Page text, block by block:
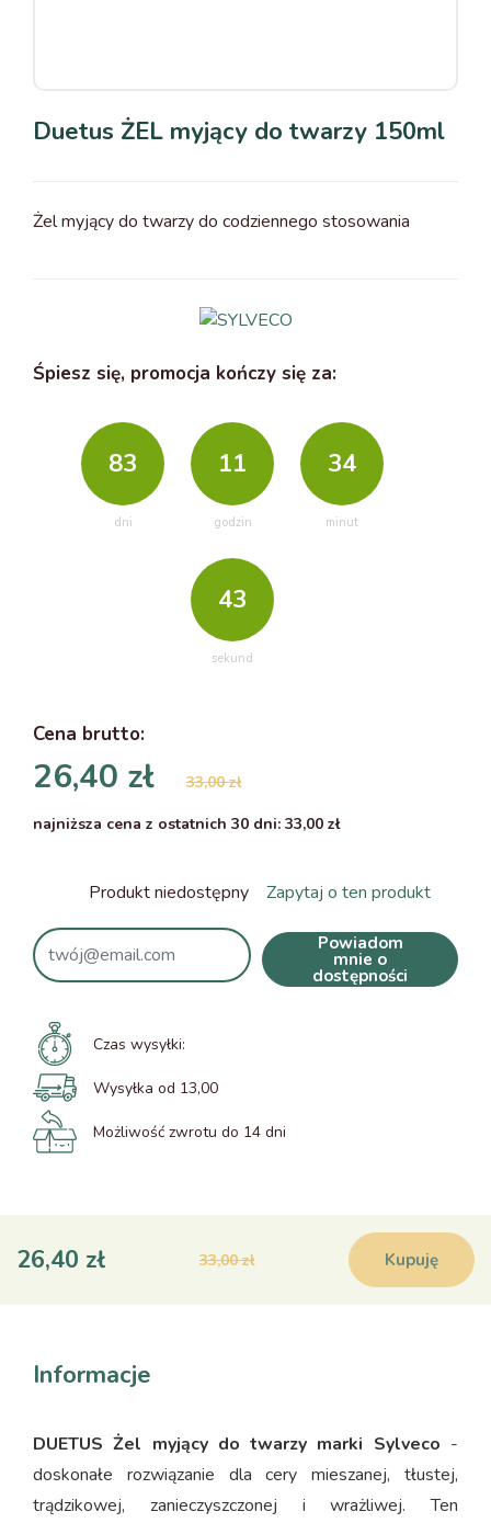
Duetus ŻEL myjący do twarzy 150ml
Żel myjący do twarzy do codziennego stosowania
Śpiesz się, promocja kończy się za:
83
dni
11
godzin
34
minut
42
sekund
Cena brutto:
26,40 zł
33,00 zł
najniższa cena z ostatnich 30 dni: 33,00 zł
Produkt niedostępny Zapytaj o ten produkt
Powiadom
mnie o
dostępności
Czas wysyłki:
Wysyłka od 13,00
Możliwość zwrotu do 14 dni
26,40 zł 33,00 zł Kupuję
Informacje
DUETUS Żel myjący do twarzy marki Sylveco -
doskonałe rozwiązanie dla cery mieszanej, tłustej,
trądzikowej, zanieczyszczonej i wrażliwej. Ten